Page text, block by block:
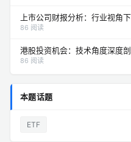
上市公司财报分析：行业视角
86 阅读
港股投资机会：技术角度深度
86 阅读
本题话题
ETF